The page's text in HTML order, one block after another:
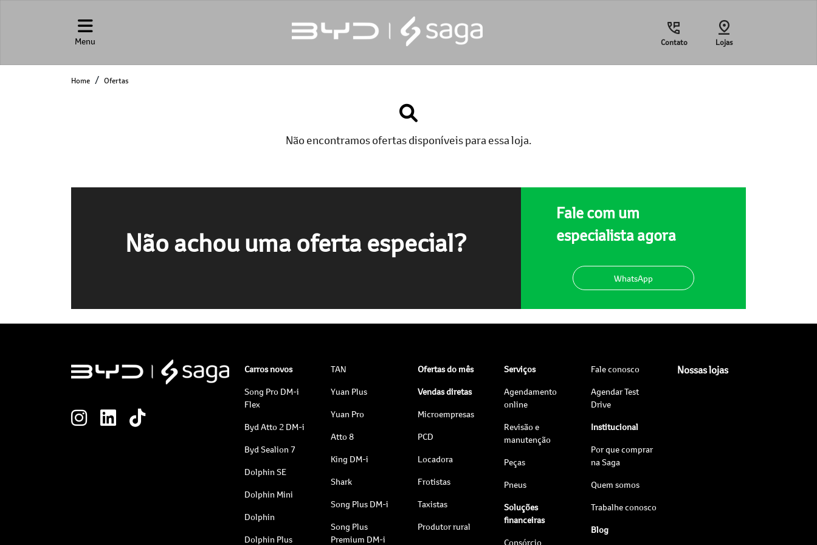
Menu Contato Lojas
Home Ofertas
Não encontramos ofertas disponíveis para essa loja.
Não achou uma oferta especial?
Fale com um
especialista agora
WhatsApp
Carros novos
Song Pro DM-i
Flex
Byd Atto 2 DM-i
Byd Sealion 7
Dolphin SE
Dolphin Mini
Dolphin
Dolphin Plus
TAN
Yuan Plus
Yuan Pro
Atto 8
King DM-i
Shark
Song Plus DM-i
Song Plus
Premium DM-i
Ofertas do mês
Vendas diretas
Microempresas
PCD
Locadora
Frotistas
Taxistas
Produtor rural
Serviços
Agendamento
online
Revisão e
manutenção
Peças
Pneus
Soluções
financeiras
Consórcio
Fale conosco
Agendar Test
Drive
Institucional
Por que comprar
na Saga
Quem somos
Trabalhe conosco
Blog
Nossas lojas